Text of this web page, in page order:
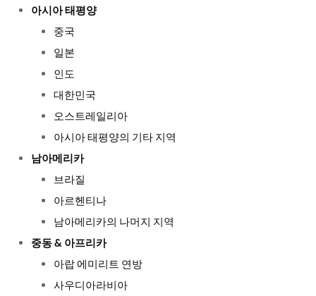
아시아 태평양
중국
일본
인도
대한민국
오스트레일리아
아시아 태평양의 기타 지역
남아메리카
브라질
아르헨티나
남아메리카의 나머지 지역
중동 & 아프리카
아랍 에미리트 연방
사우디아라비아